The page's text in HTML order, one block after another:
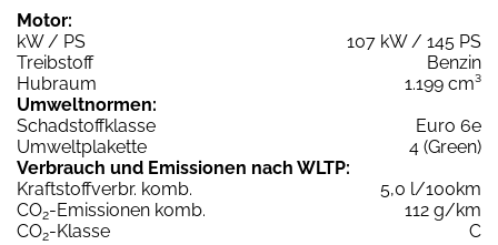
Motor:
kW / PS
107 kW / 145 PS
Treibstoff
Benzin
Hubraum
1.199 cm³
Umweltnormen:
Schadstoffklasse
Euro 6e
Umweltplakette
4 (Green)
Verbrauch und Emissionen nach WLTP:
Kraftstoffverbr. komb.
5,0 l/100km
CO2-Emissionen komb.
112 g/km
CO2-Klasse
C